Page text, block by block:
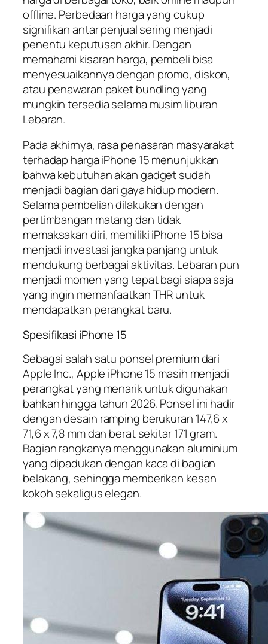
offline. Perbedaan harga yang cukup
signifikan antar penjual sering menjadi
penentu keputusan akhir. Dengan
memahami kisaran harga, pembeli bisa
menyesuaikannya dengan promo, diskon,
atau penawaran paket bundling yang
mungkin tersedia selama musim liburan
Lebaran.
Pada akhirnya, rasa penasaran masyarakat
terhadap harga iPhone 15 menunjukkan
bahwa kebutuhan akan gadget sudah
menjadi bagian dari gaya hidup modern.
Selama pembelian dilakukan dengan
pertimbangan matang dan tidak
memaksakan diri, memiliki iPhone 15 bisa
menjadi investasi jangka panjang untuk
mendukung berbagai aktivitas. Lebaran pun
menjadi momen yang tepat bagi siapa saja
yang ingin memanfaatkan THR untuk
mendapatkan perangkat baru.
Spesifikasi iPhone 15
Sebagai salah satu ponsel premium dari
Apple Inc., Apple iPhone 15 masih menjadi
perangkat yang menarik untuk digunakan
bahkan hingga tahun 2026. Ponsel ini hadir
dengan desain ramping berukuran 147,6 x
71,6 x 7,8 mm dan berat sekitar 171 gram.
Bagian rangkanya menggunakan aluminium
yang dipadukan dengan kaca di bagian
belakang, sehingga memberikan kesan
kokoh sekaligus elegan.